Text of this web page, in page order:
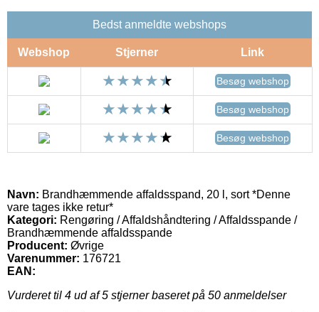
Bedst anmeldte webshops
Webshop Stjerner Link
Besøg webshop
Besøg webshop
Besøg webshop
Navn: Brandhæmmende affaldsspand, 20 l, sort *Denne
vare tages ikke retur*
Kategori: Rengøring / Affaldshåndtering / Affaldsspande /
Brandhæmmende affaldsspande
Producent: Øvrige
Varenummer: 176721
EAN:
Vurderet til 4 ud af 5 stjerner baseret på 50 anmeldelser